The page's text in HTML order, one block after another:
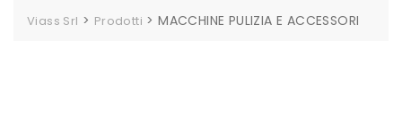
Viass Srl > Prodotti >MACCHINE PULIZIA E ACCESSORI